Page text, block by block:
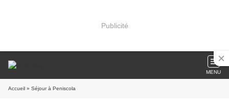
Publicité
MENU
Accueil » Séjour à Peniscola